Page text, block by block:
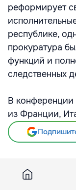
реформирует
республике,
прокуратура
функций и
следственных
В конференции
из Франции,